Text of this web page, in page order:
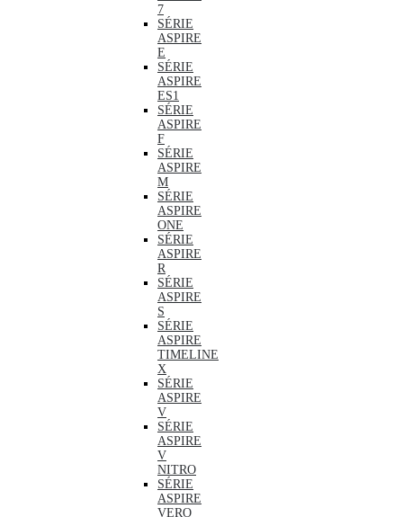
7
SÉRIE
ASPIRE
E
SÉRIE
ASPIRE
ES1
SÉRIE
ASPIRE
F
SÉRIE
ASPIRE
M
SÉRIE
ASPIRE
ONE
SÉRIE
ASPIRE
R
SÉRIE
ASPIRE
S
SÉRIE
ASPIRE
TIMELINE
X
SÉRIE
ASPIRE
V
SÉRIE
ASPIRE
V
NITRO
SÉRIE
ASPIRE
VERO